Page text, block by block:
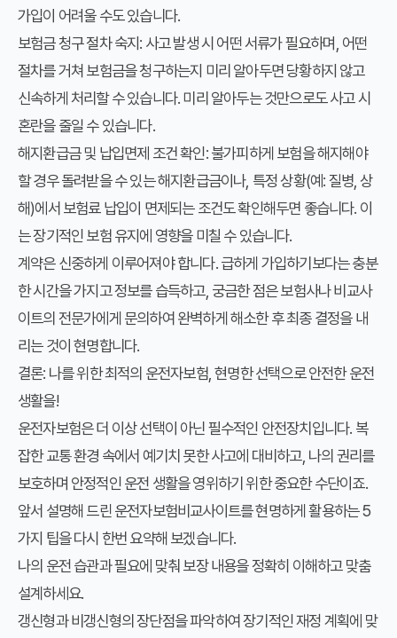
가입이 어려울 수도 있습니다.
보험금 청구 절차 숙지: 사고 발생 시 어떤 서류가 필요하며, 어떤
절차를 거쳐 보험금을 청구하는지 미리 알아두면 당황하지 않고
신속하게 처리할 수 있습니다. 미리 알아두는 것만으로도 사고 시
혼란을 줄일 수 있습니다.
해지환급금 및 납입면제 조건 확인:불가피하게 보험을 해지해야
할 경우 돌려받을 수 있는 해지환급금이나, 특정 상황(예: 질병, 상
해)에서 보험료 납입이 면제되는 조건도 확인해두면 좋습니다. 이
는 장기적인 보험 유지에 영향을 미칠 수 있습니다.
계약은 신중하게 이루어져야 합니다. 급하게 가입하기보다는 충분
한 시간을 가지고 정보를 습득하고, 궁금한 점은 보험사나 비교사
이트의 전문가에게 문의하여 완벽하게 해소한 후 최종 결정을 내
리는 것이 현명합니다.
결론: 나를 위한 최적의 운전자보험, 현명한 선택으로 안전한 운전
생활을!
운전자보험은 더 이상 선택이 아닌 필수적인 안전장치입니다. 복
잡한 교통 환경 속에서 예기치 못한 사고에 대비하고, 나의 권리를
보호하며 안정적인 운전 생활을 영위하기 위한 중요한 수단이죠.
앞서 설명해 드린운전자보험비교사이트를 현명하게 활용하는 5
가지 팁을 다시 한번 요약해 보겠습니다.
나의 운전 습관과 필요에 맞춰 보장 내용을 정확히 이해하고 맞춤
설계하세요.
갱신형과 비갱신형의 장단점을 파악하여 장기적인 재정 계획에 맞